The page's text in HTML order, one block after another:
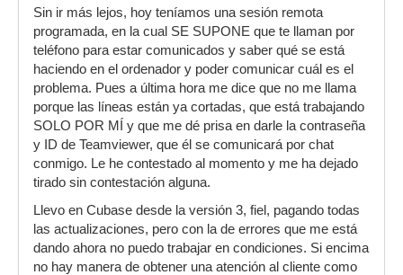
Sin ir más lejos, hoy teníamos una sesión remota
programada, en la cual SE SUPONE que te llaman por
teléfono para estar comunicados y saber qué se está
haciendo en el ordenador y poder comunicar cuál es el
problema. Pues a última hora me dice que no me llama
porque las líneas están ya cortadas, que está trabajando
SOLO POR MÍ y que me dé prisa en darle la contraseña
y ID de Teamviewer, que él se comunicará por chat
conmigo. Le he contestado al momento y me ha dejado
tirado sin contestación alguna.
Llevo en Cubase desde la versión 3, fiel, pagando todas
las actualizaciones, pero con la de errores que me está
dando ahora no puedo trabajar en condiciones. Si encima
no hay manera de obtener una atención al cliente como